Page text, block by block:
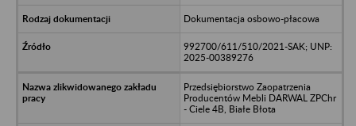
Dokumentacja osbowo-płacowa
992700/611/510/2021-SAK; UNP:
2025-00389276
Przedsiębiorstwo Zaopatrzenia
Producentów Mebli DARWAL ZPChr
- Ciele 4B, Białe Błota